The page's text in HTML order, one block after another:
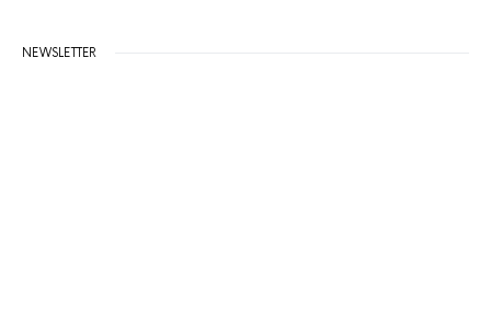
NEWSLETTER